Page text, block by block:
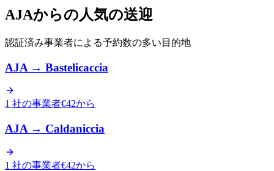
AJAからの人気の送迎
認証済み事業者による予約数の多い目的地
AJA → Bastelicaccia
1 社の事業者€42から
AJA → Caldaniccia
1 社の事業者€42から